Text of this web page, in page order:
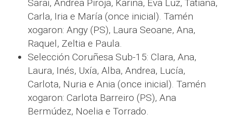
Sarai, Andrea Piroja, Karina, Eva Luz, Tatiana,
Carla, Iria e María (once inicial). Tamén
xogaron: Angy (PS), Laura Seoane, Ana,
Raquel, Zeltia e Paula.
Selección Coruñesa Sub-15: Clara, Ana,
Laura, Inés, Uxía, Alba, Andrea, Lucía,
Carlota, Nuria e Ania (once inicial). Tamén
xogaron: Carlota Barreiro (PS), Ana
Bermúdez, Noelia e Torrado.